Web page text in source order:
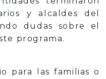
y alcaldes del
dudas sobre el
programa.
para las familias o